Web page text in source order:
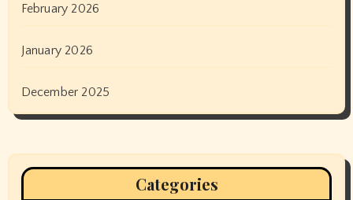
February 2026
January 2026
December 2025
Categories